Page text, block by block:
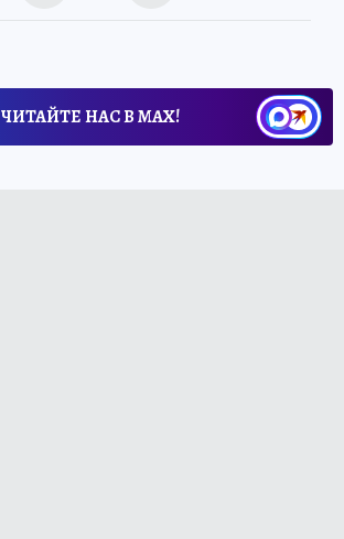
ЧИТАЙТЕ НАС В МАХ!